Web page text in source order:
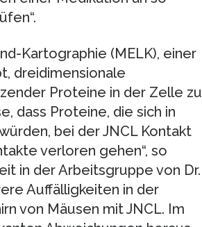
Kartographie (MELK), einer
dreidimensionale
Proteine in der Zelle zu
dass Proteine, die sich in
bei der JNCL Kontakt
verloren gehen“, so
in der Arbeitsgruppe von Dr.
Auffälligkeiten in der
von Mäusen mit JNCL. Im